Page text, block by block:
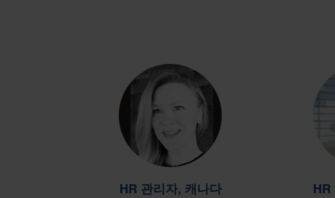
HR 관리자, 캐나다 HR